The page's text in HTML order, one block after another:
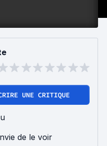
UNE CRITIQUE
de le voir